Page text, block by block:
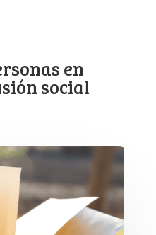
en
social